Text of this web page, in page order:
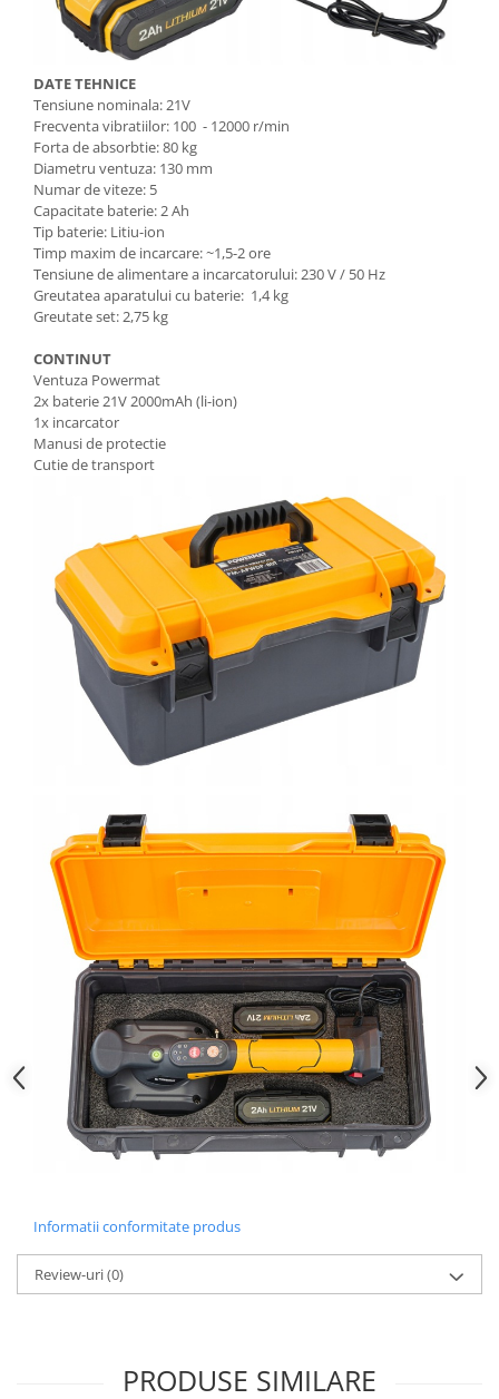
DATE TEHNICE
Tensiune nominala: 21V
Frecventa vibratiilor: 100 - 12000 r/min
Forta de absorbtie: 80 kg
Diametru ventuza: 130 mm
Numar de viteze: 5
Capacitate baterie: 2 Ah
Tip baterie: Litiu-ion
Timp maxim de incarcare: ~1,5-2 ore
Tensiune de alimentare a incarcatorului: 230 V / 50 Hz
Greutatea aparatului cu baterie: 1,4 kg
Greutate set: 2,75 kg
CONTINUT
Ventuza Powermat
2x baterie 21V 2000mAh (li-ion)
1x incarcator
Manusi de protectie
Cutie de transport
Informatii conformitate produs
Review-uri(0)
PRODUSE SIMILARE